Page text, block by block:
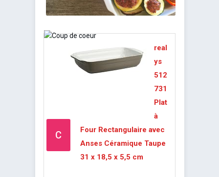
C
real
ys
512
731
Plat
à
Four Rectangulaire avec
Anses Céramique Taupe
31 x 18,5 x 5,5 cm